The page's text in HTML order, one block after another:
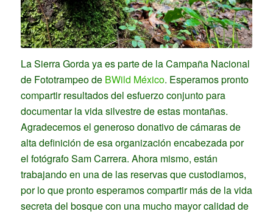
La Sierra Gorda ya es parte de la Campaña Nacional
de Fototrampeo de BWild México. Esperamos pronto
compartir resultados del esfuerzo conjunto para
documentar la vida silvestre de estas montañas.
Agradecemos el generoso donativo de cámaras de
alta definición de esa organización encabezada por
el fotógrafo Sam Carrera. Ahora mismo, están
trabajando en una de las reservas que custodiamos,
por lo que pronto esperamos compartir más de la vida
secreta del bosque con una mucho mayor calidad de